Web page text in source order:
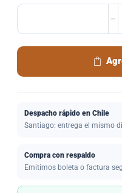
Despacho rápido en Chile
Santiago: entrega el mismo
Compra con respaldo
Emitimos boleta o factura